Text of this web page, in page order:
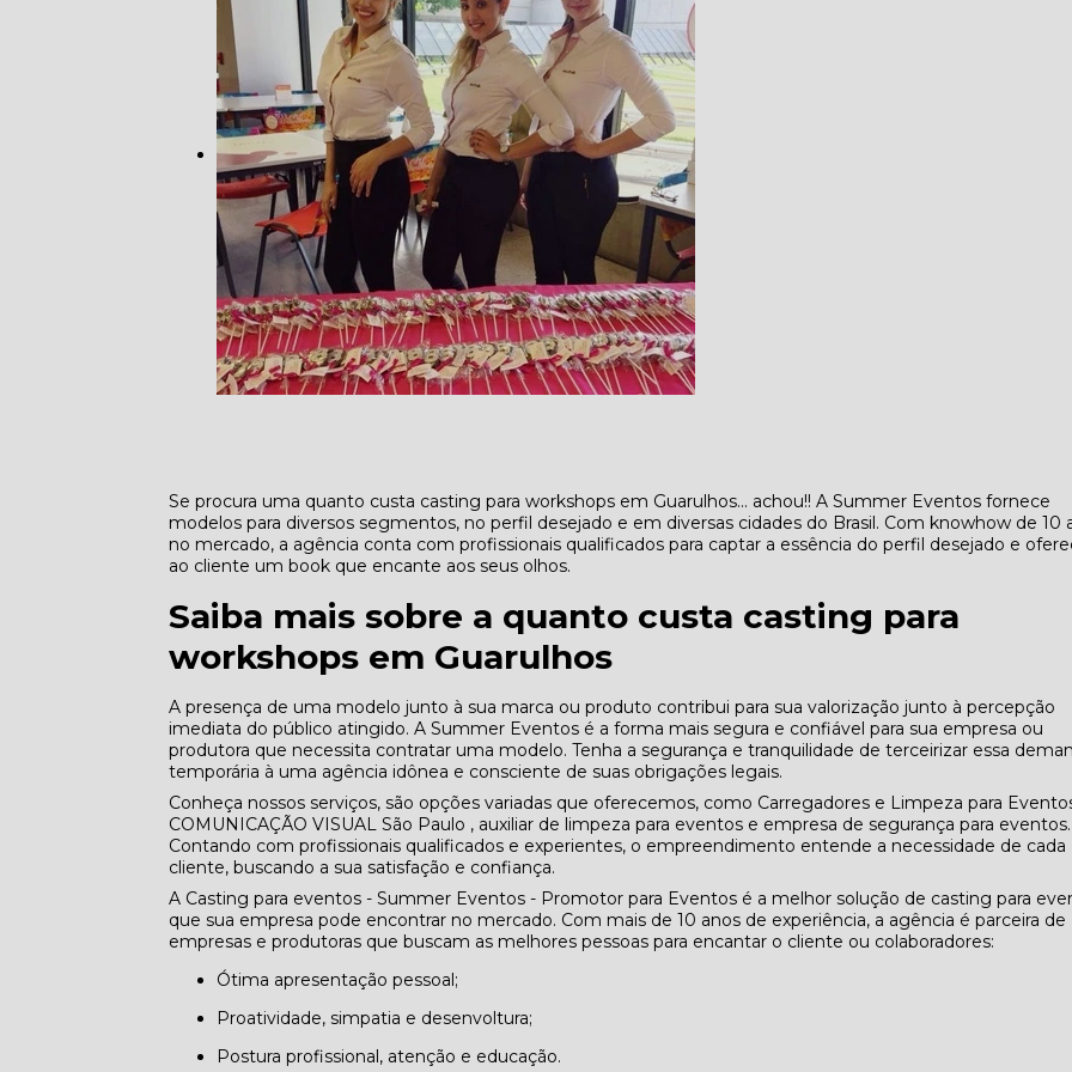
Se procura uma quanto custa casting para workshops em Guarulhos... achou!! A Summer Eventos fornece
modelos para diversos segmentos, no perfil desejado e em diversas cidades do Brasil. Com knowhow de 10
no mercado, a agência conta com profissionais qualificados para captar a essência do perfil desejado e
ao cliente um book que encante aos seus olhos.
Saiba mais sobre a quanto custa casting para
workshops em Guarulhos
A presença de uma modelo junto à sua marca ou produto contribui para sua valorização junto à percepção
imediata do público atingido. A Summer Eventos é a forma mais segura e confiável para sua empresa ou
produtora que necessita contratar uma modelo. Tenha a segurança e tranquilidade de terceirizar essa
temporária à uma agência idônea e consciente de suas obrigações legais.
Conheça nossos serviços, são opções variadas que oferecemos, como Carregadores e Limpeza para
COMUNICAÇÃO VISUAL São Paulo , auxiliar de limpeza para eventos e empresa de segurança para eventos.
Contando com profissionais qualificados e experientes, o empreendimento entende a necessidade de cada
cliente, buscando a sua satisfação e confiança.
A Casting para eventos - Summer Eventos - Promotor para Eventos é a melhor solução de casting para
que sua empresa pode encontrar no mercado. Com mais de 10 anos de experiência, a agência é parceira de
empresas e produtoras que buscam as melhores pessoas para encantar o cliente ou colaboradores:
Ótima apresentação pessoal;
Proatividade, simpatia e desenvoltura;
Postura profissional, atenção e educação.